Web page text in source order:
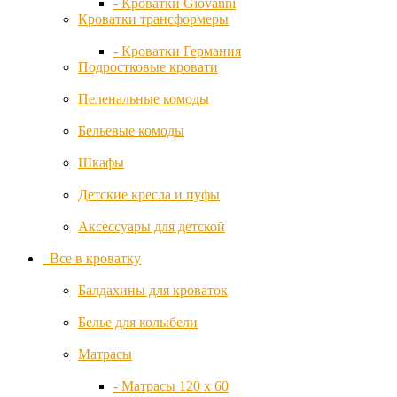
- Кроватки Giovanni
Кроватки трансформеры
- Кроватки Германия
Подростковые кровати
Пеленальные комоды
Бельевые комоды
Шкафы
Детские кресла и пуфы
Аксессуары для детской
Все в кроватку
Балдахины для кроваток
Белье для колыбели
Матрасы
- Матрасы 120 x 60